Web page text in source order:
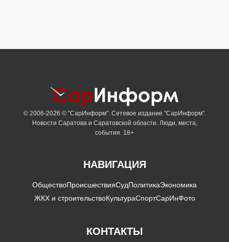
© 2006-2026 © "СарИнформ". Сетевое издание "СарИнформ".
Новости Саратова и Саратовской области. Люди, места,
события. 18+
НАВИГАЦИЯ
ОбществоПроисшествияСудПолитикаЭкономика
ЖКХ и строительствоКультураСпортСарИнФото
КОНТАКТЫ